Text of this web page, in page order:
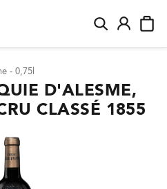
- 0,75l
D'ALESME,
CLASSÉ 1855